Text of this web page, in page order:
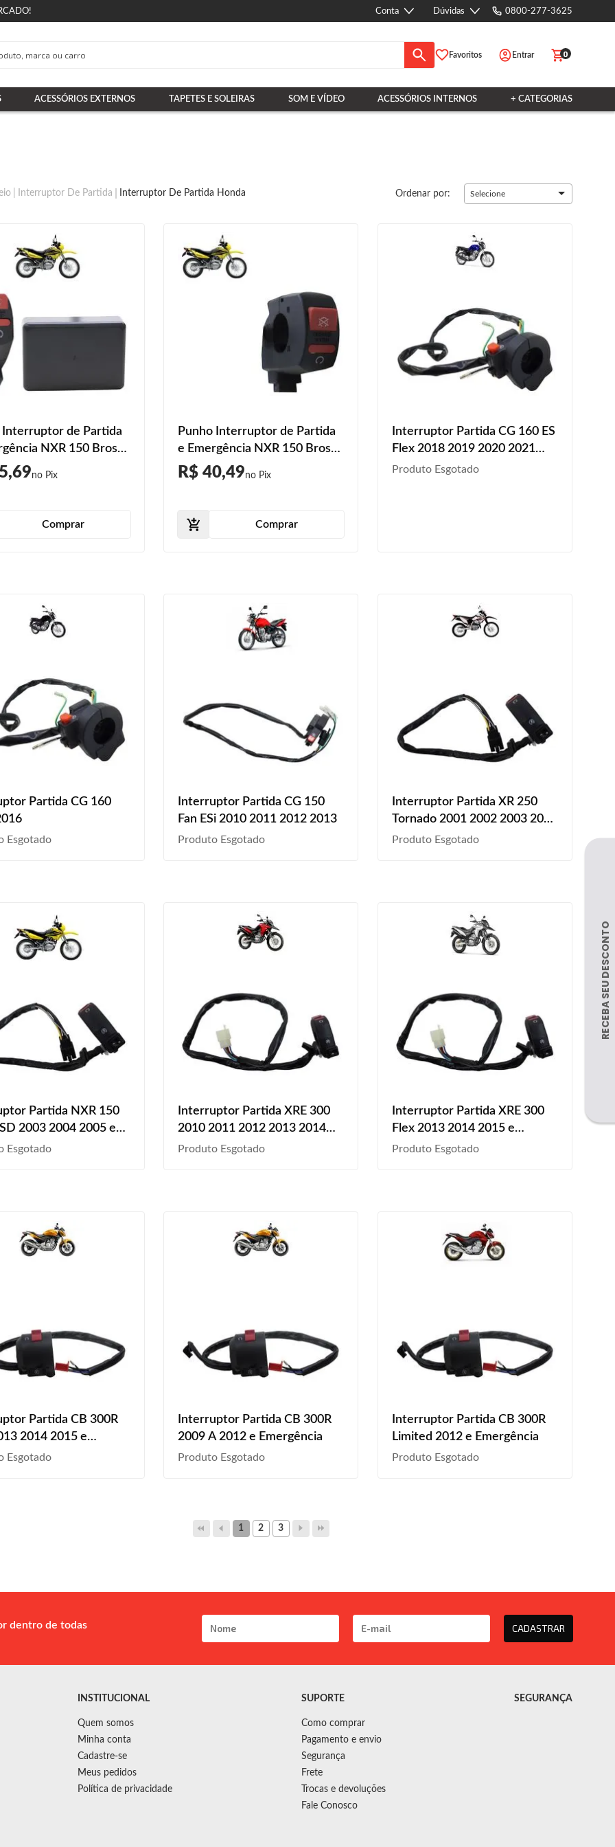
Conta Dúvidas 0800-277-3625
Favoritos Entrar 0
ACESSÓRIOS EXTERNOS TAPETES E SOLEIRAS SOM E VÍDEO ACESSÓRIOS INTERNOS + CATEGORIAS
Interruptor De Partida Interruptor De Partida Honda Ordenar por: Selecione
Interruptor de Partida
NXR 150 Bros
2010 2011 2012
2015
Comprar
Punho Interruptor de Partida
e Emergência NXR 150 Bros
ES 2009 2010 2011 2012 2013
2014 2015
R$ 40,49
Comprar
Interruptor Partida CG 160 ES
Flex 2018 2019 2020 2021
2022 2023
Produto Esgotado
Partida CG 160
Esgotado
Interruptor Partida CG 150
Fan ESi 2010 2011 2012 2013
Produto Esgotado
Interruptor Partida XR 250
Tornado 2001 2002 2003 2004
2005 e Emergência
Produto Esgotado
Partida NXR 150
2003 2004 2005 e
Esgotado
Interruptor Partida XRE 300
2010 2011 2012 2013 2014
2015 e Emergência
Produto Esgotado
Interruptor Partida XRE 300
Flex 2013 2014 2015 e
Emergência
Produto Esgotado
Partida CB 300R
2014 2015 e
Esgotado
Interruptor Partida CB 300R
2009 A 2012 e Emergência
Produto Esgotado
Interruptor Partida CB 300R
Limited 2012 e Emergência
Produto Esgotado
1 2 3
dentro de todas
CADASTRAR
INSTITUCIONAL
Quem somos
Minha conta
Cadastre-se
Meus pedidos
Política de privacidade
SUPORTE
Como comprar
Pagamento e envio
Segurança
Frete
Trocas e devoluções
Fale Conosco
SEGURANÇA